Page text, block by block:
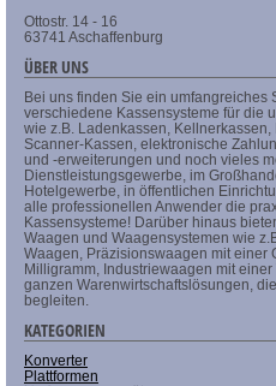
Ottostr. 14 - 16
63741 Aschaffenburg
ÜBER UNS
Bei uns finden Sie ein umfangreiches
verschiedene Kassensysteme für die
wie z.B. Ladenkassen, Kellnerkassen,
Scanner-Kassen, elektronische
und -erweiterungen und noch vieles
Dienstleistungsgewerbe, im
Hotelgewerbe, in öffentlichen
alle professionellen Anwender die
Kassensysteme! Darüber hinaus
Waagen und Waagensystemen wie
Waagen, Präzisionswaagen mit einer
Milligramm, Industriewaagen mit
ganzen Warenwirtschaftslösungen,
begleiten.
KATEGORIEN
Konverter
Plattformen